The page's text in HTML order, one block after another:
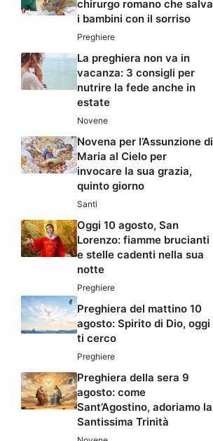
chirurgo romano che salva
i bambini con il sorriso
Preghiere
La preghiera non va in
vacanza: 3 consigli per
nutrire la fede anche in
estate
Novene
Novena per l’Assunzione di
Maria al Cielo per
invocare la sua grazia,
quinto giorno
Santi
Oggi 10 agosto, San
Lorenzo: fiamme brucianti
e stelle cadenti nella sua
notte
Preghiere
Preghiera del mattino 10
agosto: Spirito di Dio, oggi
ti cerco
Preghiere
Preghiera della sera 9
agosto: come
Sant’Agostino, adoriamo la
Santissima Trinità